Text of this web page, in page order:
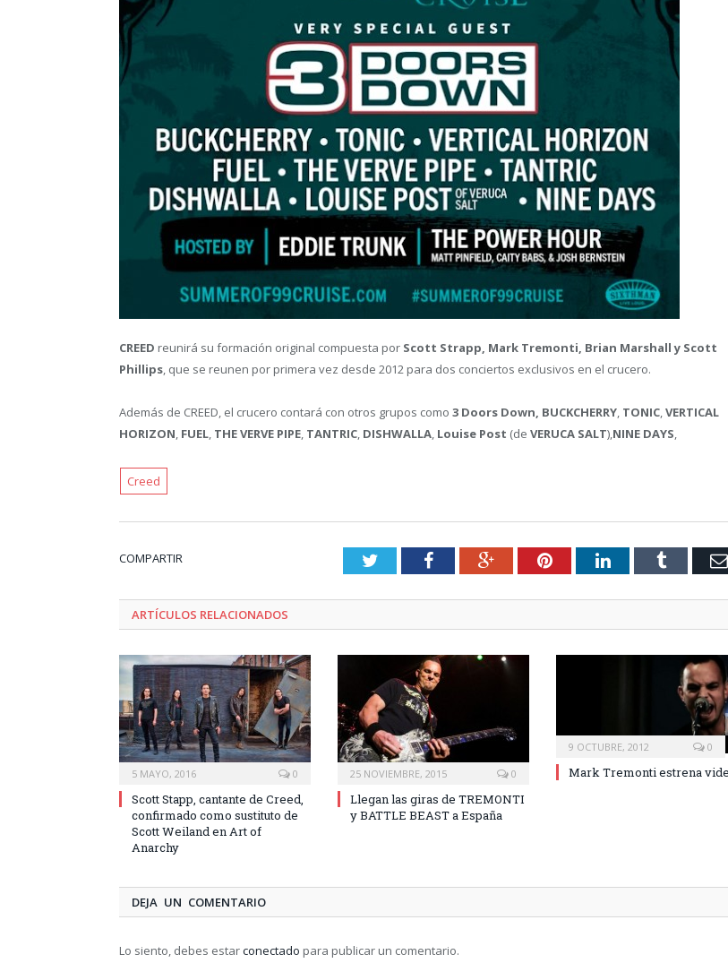
CREED reunirá su formación original compuesta por Scott Strapp, Mark Tremonti, Brian Marshall y Scott
Phillips, que se reunen por primera vez desde 2012 para dos conciertos exclusivos en el crucero.
Además de CREED, el crucero contará con otros grupos como 3 Doors Down, BUCKCHERRY, TONIC,VERTICAL
HORIZON, FUEL, THE VERVE PIPE, TANTRIC, DISHWALLA, Louise Post (de VERUCA SALT),NINE DAYS,
Creed
COMPARTIR TwitterFacebookGoogle+PinterestLinkedInTumblr
ARTÍCULOS RELACIONADOS
5 MAYO, 2016 0
Scott Stapp, cantante de Creed,
confirmado como sustituto de
Scott Weiland en Art of
Anarchy
25 NOVIEMBRE, 2015 0
Llegan las giras de TREMONTI
y BATTLE BEAST a España
9 OCTUBRE, 2012 0
Mark Tremonti estrena
DEJA UN COMENTARIO
Lo siento, debes estarconectado para publicar un comentario.